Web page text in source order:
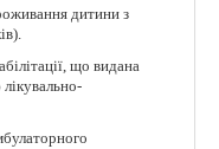
дитини з
що видана